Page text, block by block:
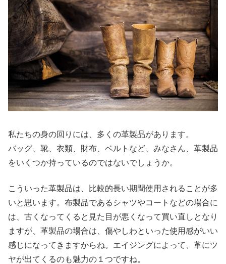
私たちの身の回りには、多くの革製品があります。
バッグ、靴、衣類、財布、ベルトなど、みなさん、革製品
をいくつか持っているのではないでしょうか。
こういった革製品は、比較的長い期間使用されることが多
いと思います。布製品であるシャツやコートなどの場合に
は、古くなってくると見た目が悪くなって買い直しとなり
ますが、革製品の場合は、傷やしわといった使用感がいい
感じになってきますからね。エイジングによって、革にツ
ヤが出てくるのも魅力の１つですね。